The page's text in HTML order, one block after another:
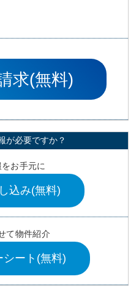
求(無料)
が必要ですか？
お手元に
込み(無料)
て物件紹介
シート(無料)